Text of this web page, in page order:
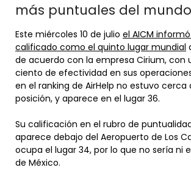
más puntuales del
Este miércoles 10 de julio el AICM
calificado como el quinto lugar mundial
de acuerdo con la empresa Cirium, con
ciento de efectividad en sus
en el ranking de AirHelp no estuvo cerca
posición, y aparece en el lugar 36.
Su calificación en el rubro de
aparece debajo del Aeropuerto de Los
ocupa el lugar 34, por lo que no sería ni
de México.